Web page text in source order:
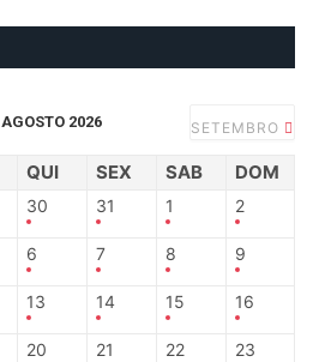
AGOSTO 2026 SETEMBRO
QUI SEX SAB DOM
30 31 1 2
6 7 8 9
13 14 15 16
20 21 22 23